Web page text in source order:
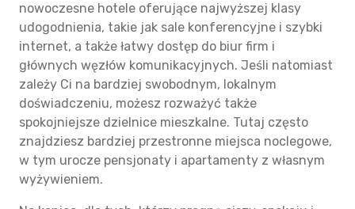
nowoczesne hotele oferujące najwyższej klasy
udogodnienia, takie jak sale konferencyjne i szybki
internet, a także łatwy dostęp do biur firm i
głównych węzłów komunikacyjnych. Jeśli natomiast
zależy Ci na bardziej swobodnym, lokalnym
doświadczeniu, możesz rozważyć także
spokojniejsze dzielnice mieszkalne. Tutaj często
znajdziesz bardziej przestronne miejsca noclegowe,
w tym urocze pensjonaty i apartamenty z własnym
wyżywieniem.